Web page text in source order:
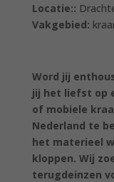
Locatie::
Vakgebied:
Word jij
jij het liefst op
of mobiele
Nederland te
het materieel
kloppen. Wij
terugdeinzen